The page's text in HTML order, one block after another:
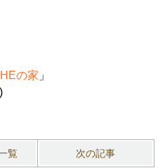
の家 」
)
覧 次の記事